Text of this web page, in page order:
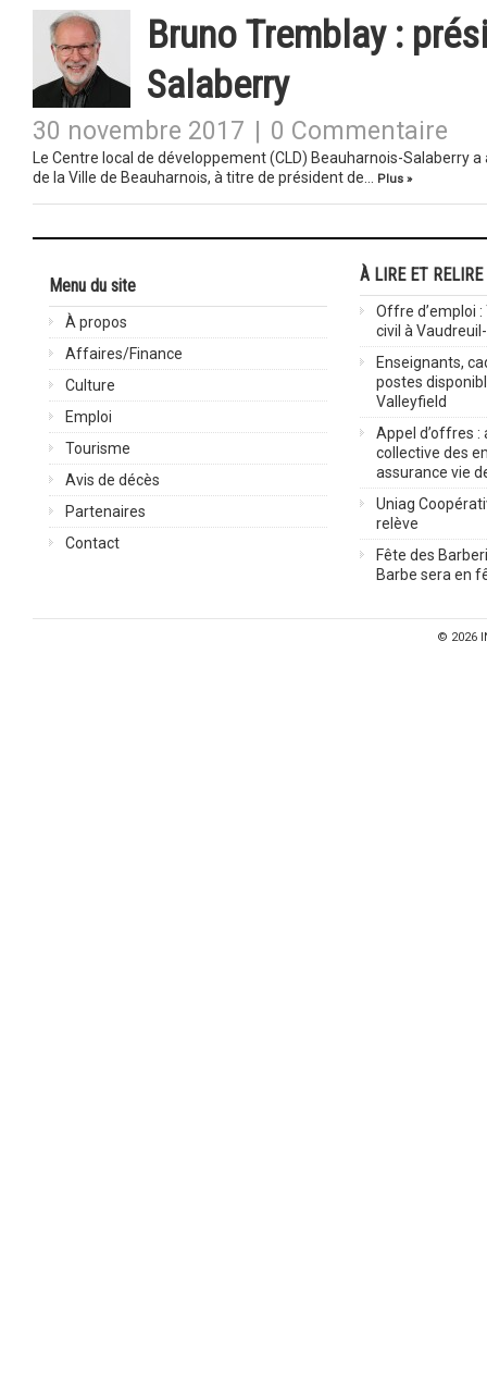
Bruno Tremblay :
Salaberry
30 novembre 2017 0 Commentaire
Le Centre local de développement (CLD) Beauharnois-Salaberry
de la Ville de Beauharnois, à titre de président de…
Plus »
Menu du site
À propos
Affaires/Finance
Culture
Emploi
Tourisme
Avis de décès
Partenaires
Contact
À LIRE ET RELIRE
Offre d’emploi
civil à
Enseignants,
postes
Valleyfield
Appel d’offres :
collective des
assurance vie
Uniag
relève
Fête des
Barbe sera en
© 2026